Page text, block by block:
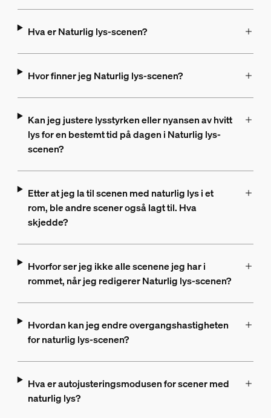
Hva er Naturlig lys-scenen?
Hvor finner jeg Naturlig lys-scenen?
Kan jeg justere lysstyrken eller nyansen av hvitt
lys for en bestemt tid på dagen i Naturlig lys-
scenen?
Etter at jeg la til scenen med naturlig lys i et
rom, ble andre scener også lagt til. Hva
skjedde?
Hvorfor ser jeg ikke alle scenene jeg har i
rommet, når jeg redigerer Naturlig lys-scenen?
Hvordan kan jeg endre overgangshastigheten
for naturlig lys-scenen?
Hva er autojusteringsmodusen for scener med
naturlig lys?